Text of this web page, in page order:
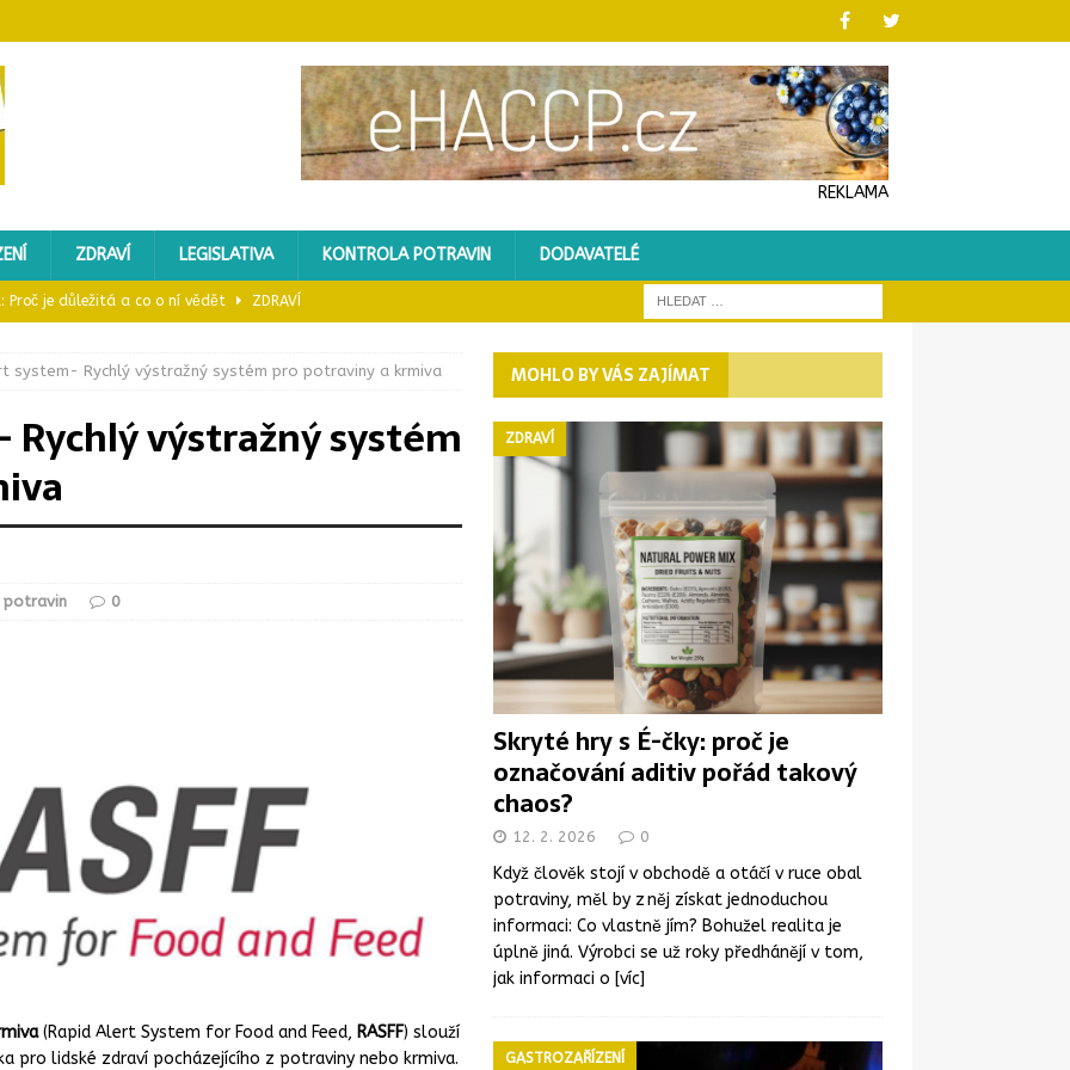
REKLAMA
ZDRAVÍ LEGISLATIVA KONTROLA POTRAVIN DODAVATELÉ
Proč je důležitá a co o ní vědět ZDRAVÍ
a hygienických požadavcích na živočišné produkty,
ČESKÁ REPUBLIKA
jídelny: větší důraz na pestrost jídelníčku a kvalitu surovin,
v letních měsících: Co byste měli vědět
je označování aditiv pořád takový chaos?
sporák? GASTROZAŘÍZENÍ
mléka kvůli toxinu KONTROLA POTRAVIN
system- Rychlý výstražný systém pro potraviny a krmiva
výstražný systém
potravin 0
(Rapid Alert System for Food and Feed, RASFF) slouží
pro lidské zdraví pocházejícího z potraviny nebo krmiva.
MOHLO BY VÁS ZAJÍMAT
Skryté hry s É-čky: proč je
označování aditiv pořád takový
chaos?
ZDRAVÍ
12. 2. 2026 0
Když člověk stojí v obchodě a otáčí v ruce obal
potraviny, měl by z něj získat jednoduchou
informaci: Co vlastně jím? Bohužel realita je
úplně jiná. Výrobci se už roky předhánějí v tom,
jak informaci o [víc]
GASTROZAŘÍZENÍ